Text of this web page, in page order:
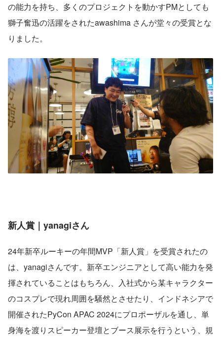
の能力を持ち、多くのプロジェクトを動かすPMとしても
獅子奮迅の活躍をされたawashima さんが堂々の受賞とな
りました。
新人賞｜yanagiさん
24年新卒ルーキーの年間MVP「新人賞」を受賞されたの
は、yanagiさんです。新卒エンジニアとして高い能力を発
揮されていることはもちろん、入社式から某キャラクター
のコスプレで現れ周囲を騒然とさせたり、インドネシアで
開催されたPyCon APAC 2024にプロポーザルを通し、単
身海を渡りスピーカー登壇とブース展示を行うという、規